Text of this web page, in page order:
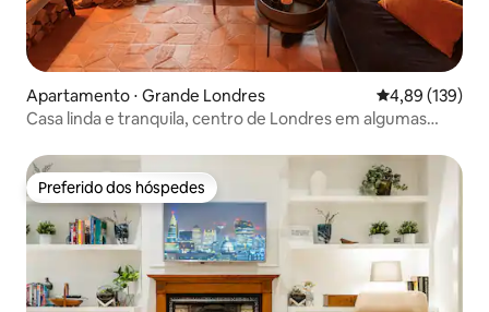
Apartamento ⋅ Grande Londres 4,89 de uma
4,89 (139)
Casa linda e tranquila, centro de Londres em algumas
Preferido dos hóspedes
Preferido dos hóspedes